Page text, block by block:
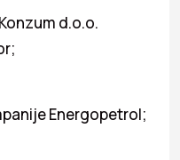
d.o.o.
Energopetrol;